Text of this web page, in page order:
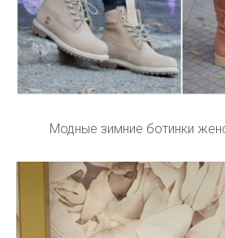
Модные зимние ботинки